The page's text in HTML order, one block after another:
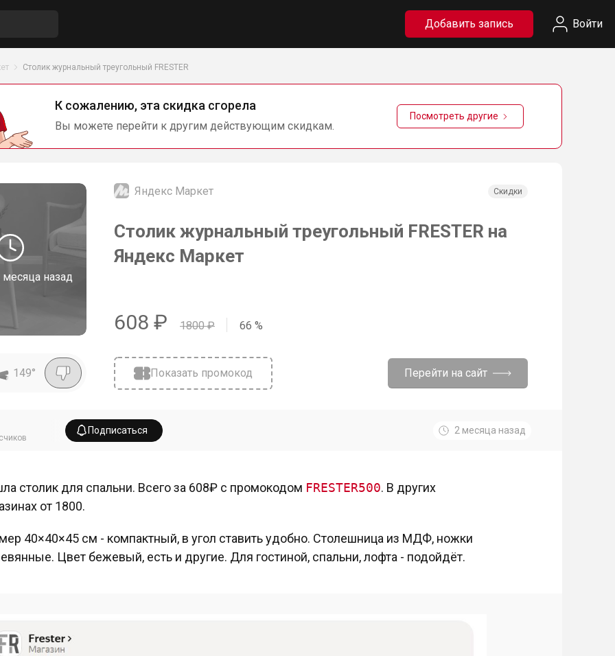
Добавить запись Войти
Столик журнальный треугольный FRESTER
К сожалению, эта скидка сгорела
Вы можете перейти к другим действующим скидкам.
Посмотреть другие
месяца назад
Яндекс Маркет Скидки
Столик журнальный треугольный FRESTER на
Яндекс Маркет
608 ₽ 1800₽ 66 %
149° Показать промокод Перейти на сайт
Подписаться 2 месяца назад
столик для спальни. Всего за 608₽ с промокодом FRESTER500. В других
от 1800.
40×40×45 см - компактный, в угол ставить удобно. Столешница из МДФ, ножки
Цвет бежевый, есть и другие. Для гостиной, спальни, лофта - подойдёт.